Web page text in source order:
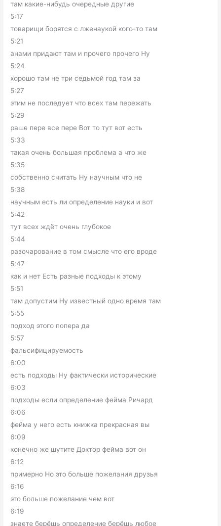
там какие-нибудь очередные другие
5:17
товарищи борятся с лженаукой кого-то там
5:21
анами придают там и прочего прочего Ну
5:24
хорошо там не три седьмой год там за
5:27
этим не последует что всех там пережать
5:29
раше пере все пере Вот то тут вот есть
5:33
такая очень большая проблема а что же
5:35
собственно считать Ну научным что не
5:38
научным есть ли определение науки и вот
5:42
тут всех ждёт очень глубокое
5:44
разочарование в том смысле что его вроде
5:47
как и нет Есть разные подходы к этому
5:51
там допустим Ну известный одно время там
5:55
подход этого попера да
5:57
фальсифицируемость
6:00
есть подходы Ну фактически исторические
6:03
подходы если определение фейма Ричард
6:06
фейма у него есть книжка прекрасная вы
6:09
конечно же шутите Доктор фейма вот он
6:12
примерно Но это больше пожелания друзья
6:16
это больше пожелание чем вот
6:19
знаете берёшь определение берёшь любое